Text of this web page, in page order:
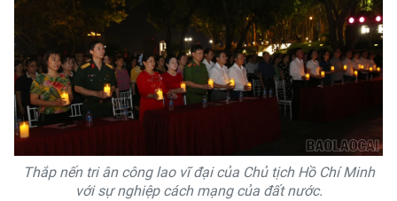
Thắp nến tri ân công lao vĩ đại của Chủ tịch Hồ Chí Minh
với sự nghiệp cách mạng của đất nước.